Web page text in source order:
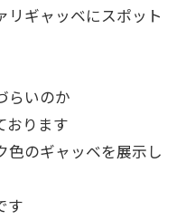
リギャッベにスポット
らいのか
おります
色のギャッベを展示し
す